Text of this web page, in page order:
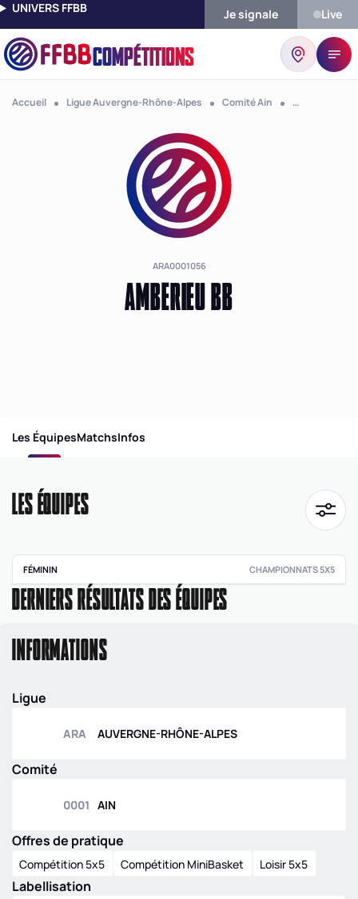
UNIVERS FFBB Je signale Live
COMPÉTITIONS
Accueil Ligue Auvergne-Rhône-Alpes Comité Ain Club
ARA0001056
AMBERIEU BB
Les ÉquipesMatchsInfos
LES ÉQUIPES
FÉMININ CHAMPIONNATS 5X5
Régionale
féminine
Division 3
ARA | RF3
DERNIERS RÉSULTATS DES ÉQUIPES
INFORMATIONS
Ligue
ARA AUVERGNE-RHÔNE-ALPES
Comité
0001 AIN
Offres de pratique
Compétition 5x5 Compétition MiniBasket Loisir 5x5
Labellisation